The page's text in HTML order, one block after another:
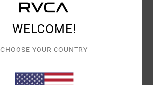
5.0/5
1 GEVERIFIEERDE BEOORDELINGEN
WELCOME!
CHOOSE YOUR COUNTRY